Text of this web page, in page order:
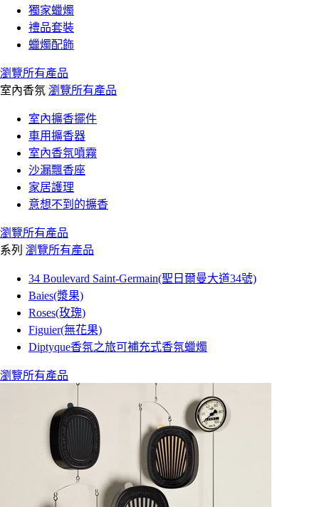
獨家蠟燭
禮品套裝
蠟燭配飾
瀏覽所有產品
室內香氛 瀏覽所有產品
室內擴香擺件
車用擴香器
室內香氛噴霧
沙漏飄香座
家居護理
意想不到的擴香
瀏覽所有產品
系列 瀏覽所有產品
34 Boulevard Saint-Germain(聖日爾曼大道34號)
Baies(漿果)
Roses(玫瑰)
Figuier(無花果)
Diptyque香氛之旅可補充式香氛蠟燭
瀏覽所有產品